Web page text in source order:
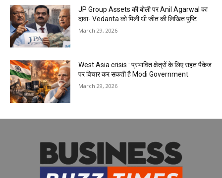
JP Group Assets की बोली पर Anil Agarwal का
दावा- Vedanta को मिली थी जीत की लिखित पुष्टि
March 29, 2026
West Asia crisis : प्रभावित क्षेत्रों के लिए राहत पैकेज
पर विचार कर सकती है Modi Government
March 29, 2026